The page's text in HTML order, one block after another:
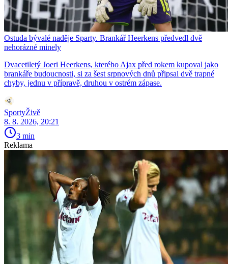
Ostuda bývalé naděje Sparty. Brankář Heerkens předvedl dvě
nehorázné minely
Dvacetiletý Joeri Heerkens, kterého Ajax před rokem kupoval jako
brankáře budoucnosti, si za šest srpnových dnů připsal dvě trapné
chyby, jednu v přípravě, druhou v ostrém zápase.
SportyŽivě
8. 8. 2026, 20:21
3 min
Reklama